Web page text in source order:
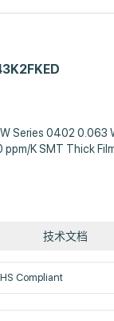
Series 0402 0.063
ppm/K SMT Thick
技术文档
Compliant